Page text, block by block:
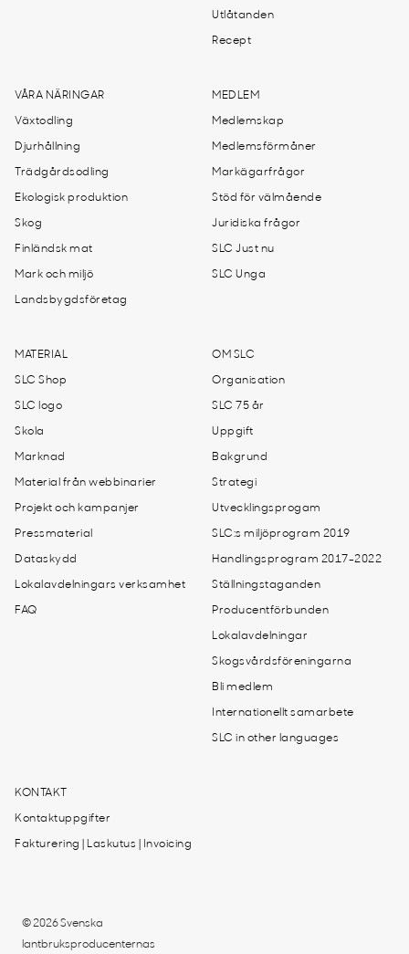
Utlåtanden
Recept
VÅRA NÄRINGAR
Växtodling
Djurhållning
Trädgårdsodling
Ekologisk produktion
Skog
Finländsk mat
Mark och miljö
Landsbygdsföretag
MEDLEM
Medlemskap
Medlemsförmåner
Markägarfrågor
Stöd för välmående
Juridiska frågor
SLC Just nu
SLC Unga
MATERIAL
SLC Shop
SLC logo
Skola
Marknad
Material från webbinarier
Projekt och kampanjer
Pressmaterial
Dataskydd
Lokalavdelningars verksamhet
FAQ
OM SLC
Organisation
SLC 75 år
Uppgift
Bakgrund
Strategi
Utvecklingsprogam
SLC:s miljöprogram 2019
Handlingsprogram 2017-2022
Ställningstaganden
Producentförbunden
Lokalavdelningar
Skogsvårdsföreningarna
Bli medlem
Internationellt samarbete
SLC in other languages
KONTAKT
Kontaktuppgifter
Fakturering | Laskutus | Invoicing
© 2026 Svenska
lantbruksproducenternas